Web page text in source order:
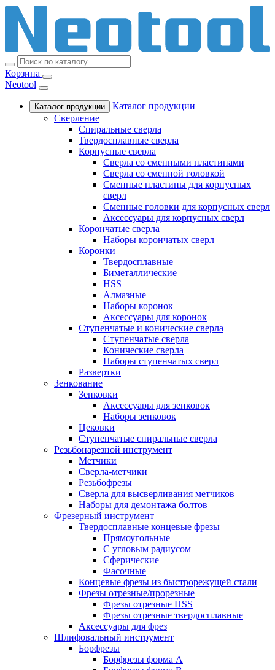
Корзина
Neotool
Каталог продукции
Каталог продукции
Сверление
Спиральные сверла
Твердосплавные сверла
Корпусные сверла
Сверла со сменными пластинами
Сверла со сменной головкой
Сменные пластины для корпусных
сверл
Сменные головки для корпусных сверл
Аксессуары для корпусных сверл
Корончатые сверла
Наборы корончатых сверл
Коронки
Твердосплавные
Биметаллические
HSS
Алмазные
Наборы коронок
Аксессуары для коронок
Ступенчатые и конические сверла
Ступенчатые сверла
Конические сверла
Наборы ступенчатых сверл
Развертки
Зенкование
Зенковки
Аксессуары для зенковок
Наборы зенковок
Цековки
Ступенчатые спиральные сверла
Резьбонарезной инструмент
Метчики
Сверла-метчики
Резьбофрезы
Сверла для высверливания метчиков
Наборы для демонтажа болтов
Фрезерный инструмент
Твердосплавные концевые фрезы
Прямоугольные
С угловым радиусом
Сферические
Фасочные
Концевые фрезы из быстрорежущей стали
Фрезы отрезные/прорезные
Фрезы отрезные HSS
Фрезы отрезные твердосплавные
Аксессуары для фрез
Шлифовальный инструмент
Борфрезы
Борфрезы форма A